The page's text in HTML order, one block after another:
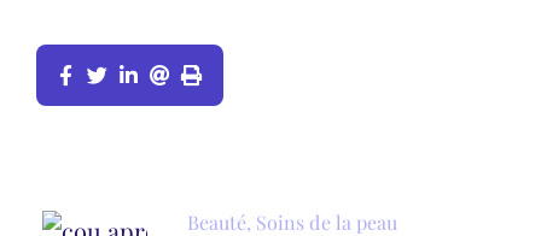
Beauté, Soins de la peau